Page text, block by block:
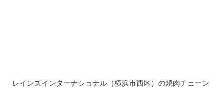
レインズインターナショナル（横浜市西区）の焼肉チェーン